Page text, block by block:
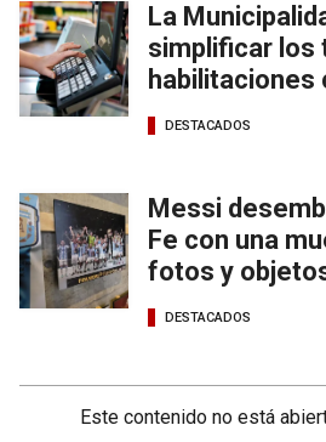
La
simplificar los
DESTACADOS
Messi
Fe con una
fotos y
DESTACADOS
Este contenido no está